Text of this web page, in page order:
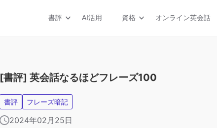
書評 AI活用 資格 オンライン英会話
[書評] 英会話なるほどフレーズ100
書評 フレーズ暗記
2024年02月25日